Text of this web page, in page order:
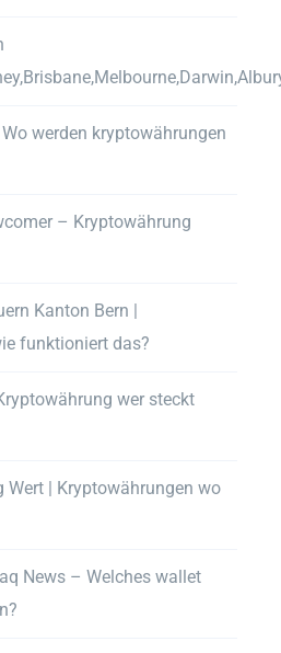
werden kryptowährungen
– Kryptowährung
Kanton Bern |
funktioniert das?
wer steckt
Wert | Kryptowährungen wo
News – Welches wallet